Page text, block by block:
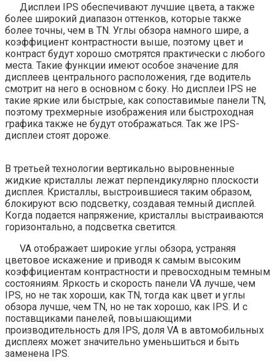
Дисплеи IPS обеспечивают лучшие цвета, а также
более широкий диапазон оттенков, которые также
более точны, чем в TN. Углы обзора намного шире, а
коэффициент контрастности выше, поэтому цвет и
контраст будут хорошо смотрятся практически с любого
места. Такие функции имеют особое значение для
дисплеев центрального расположения, где водитель
смотрит на него в основном с боку. Но дисплеи IPS не
такие яркие или быстрые, как сопоставимые панели TN,
поэтому трехмерные изображения или быстроходная
графика также не будут отображаться. Так же IPS-
дисплеи стоят дороже.
В третьей технологии вертикально выровненные
жидкие кристаллы лежат перпендикулярно плоскости
дисплея. Кристаллы, выстроившиеся таким образом,
блокируют всю подсветку, создавая темный дисплей.
Когда подается напряжение, кристаллы выстраиваются
горизонтально, а подсветка светится.
VA отображает широкие углы обзора, устраняя
цветовое искажение и приводя к самым высоким
коэффициентам контрастности и превосходным темным
состояниям. Яркость и скорость панели VA лучше, чем
IPS, но не так хороши, как TN, тогда как цвет и углы
обзора лучше, чем TN, но не так хорошо, как IPS. И с
поставщиками панелей, повышающими
производительность для IPS, доля VA в автомобильных
дисплеях может значительно уменьшиться и быть
заменена IPS.